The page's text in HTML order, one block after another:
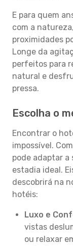
E para quem
com a
proximidades
Longe da
perfeitos para
natural e
pressa.
Escolha o
Encontrar o
impossível.
pode adaptar a
estadia ideal.
descobrirá na
hotéis:
Luxo e
vistas
ou relaxar